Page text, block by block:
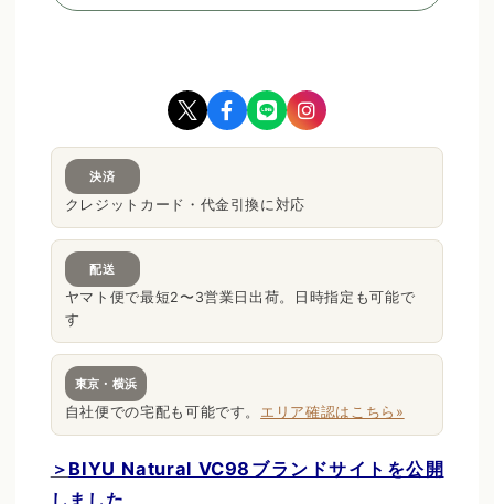
決済
クレジットカード・代金引換に対応
配送
ヤマト便で最短2〜3営業日出荷。日時指定も可能で
す
東京・横浜
自社便での宅配も可能です。 エリア確認はこちら»
＞ BIYU Natural VC98ブランドサイトを公開